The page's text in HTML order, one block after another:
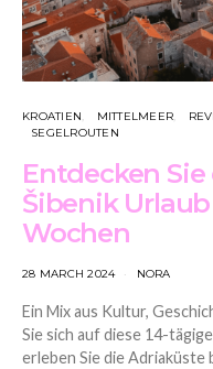
KROATIEN MITTELMEER
SEGELROUTEN
Entdecken
Šibenik
Wochen
28 MARCH 2024 NORA
Ein Mix aus Kultur,
Sie sich auf diese 14-
erleben Sie die Adriaküste